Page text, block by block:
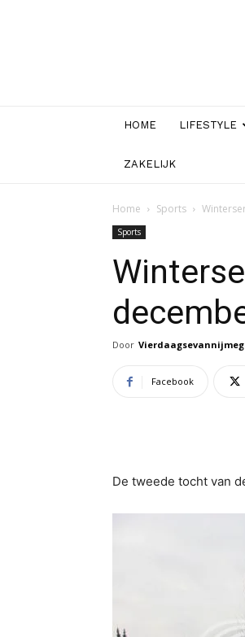
HOME LIFESTYLE
ZAKELIJK
Home Sports
Sports
Door
Facebook
De tweede tocht van